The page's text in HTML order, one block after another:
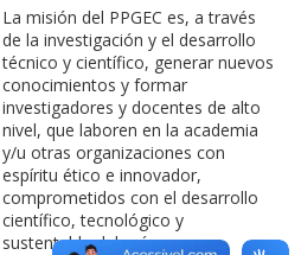
La misión del PPGEC es, a través
de la investigación y el desarrollo
técnico y científico, generar nuevos
conocimientos y formar
investigadores y docentes de alto
nivel, que laboren en la academia
y/u otras organizaciones con
espíritu ético e innovador,
comprometidos con el desarrollo
científico, tecnológico y
sustentable del país.